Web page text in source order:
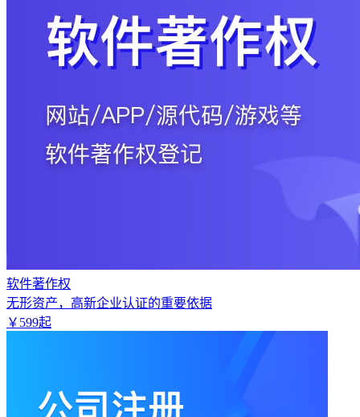
软件著作权
无形资产，高新企业认证的重要依据
￥ 599起